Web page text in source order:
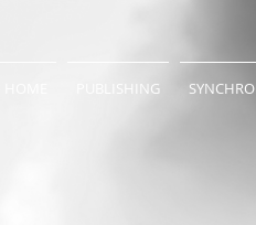
PUBLISHING SYNCHRO